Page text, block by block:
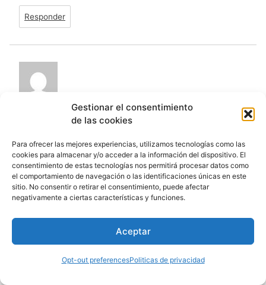
Gestionar el consentimiento
de las cookies
Para ofrecer las mejores experiencias, utilizamos tecnologías como las
cookies para almacenar y/o acceder a la información del dispositivo. El
consentimiento de estas tecnologías nos permitirá procesar datos como
el comportamiento de navegación o las identificaciones únicas en este
sitio. No consentir o retirar el consentimiento, puede afectar
negativamente a ciertas características y funciones.
Aceptar
Opt-out preferencesPoliticas de privacidad
Responder
Responder